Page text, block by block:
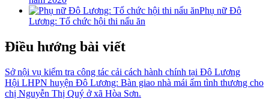
Phụ nữ Đô
Lương: Tổ chức hội thi nấu ăn
Điều hướng bài viết
Sở nội vụ kiểm tra công tác cải cách hành chính tại Đô Lương
Hội LHPN huyện Đô Lương: Bàn giao nhà mái ấm tình thương cho
chị Nguyễn Thị Quý ở xã Hòa Sơn.